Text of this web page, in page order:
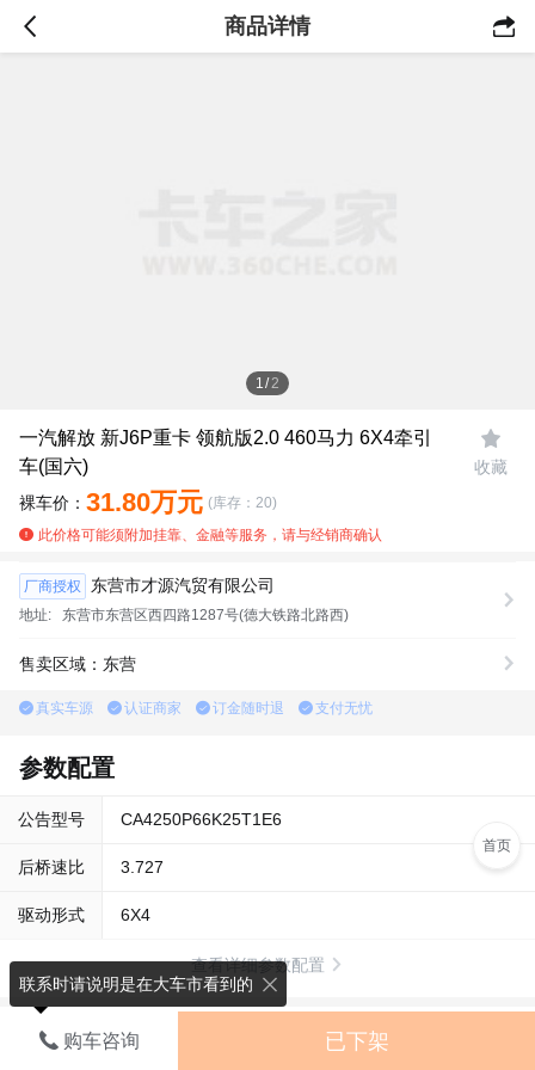
 商品详情
1 /2
一汽解放 新J6P重卡 领航版2.0 460马力 6X4牵引
车(国六)

收藏
裸车价： 31.80万元 (库存：20)
此价格可能须附加挂靠、金融等服务，请与经销商确认
厂商授权 东营市才源汽贸有限公司
地址: 东营市东营区西四路1287号(德大铁路北路西)
售卖区域：东营
真实车源 认证商家 订金随时退 支付无忧
参数配置
公告型号 CA4250P66K25T1E6
后桥速比 3.727
驱动形式 6X4
查看详细参数配置
车型评测
联系时请说明是在大车市看到的
购车咨询 已下架
首页